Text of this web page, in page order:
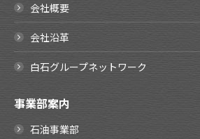
会社概要
会社沿革
白石グループネットワーク
事業部案内
石油事業部